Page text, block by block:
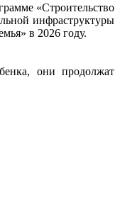
«Строительство
инфраструктуры
в 2026 году.
они продолжат